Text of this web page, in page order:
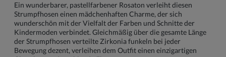
Ein wunderbarer, pastellfarbener Rosaton verleiht diesen
Strumpfhosen einen mädchenhaften Charme, der sich
wunderschön mit der Vielfalt der Farben und Schnitte der
Kindermoden verbindet. Gleichmäßig über die gesamte Länge
der Strumpfhosen verteilte Zirkonia funkeln bei jeder
Bewegung dezent, verleihen dem Outfit einen einzigartigen